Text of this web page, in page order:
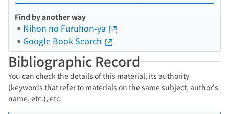
Find by another way
Nihon no Furuhon-ya
Google Book Search
Bibliographic Record
You can check the details of this material, its authority
(keywords that refer to materials on the same subject, author's
name, etc.), etc.